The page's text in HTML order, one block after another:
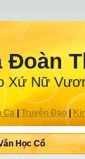
Ðoàn
Xứ Nữ
Ca Truyện Ðạo|
Học Cổ